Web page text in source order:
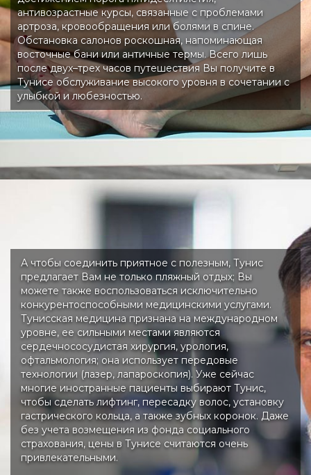
антивозрастные курсы, связанные с проблемами
артроза, кровообращения или болями в спине.
Обстановка салонов роскошная, напоминающая
восточные бани или античные термы. Всего лишь
после двух–трех часов путешествия Вы получите в
Тунисе обслуживание высокого уровня в сочетании с
улыбкой и любезностью.
А чтобы соединить приятное с полезным, Тунис
предлагает Вам не только пляжный отдых; Вы
можете также воспользоваться исключительно
конкурентоспособными медицинскими услугами.
Тунисская медицина признана на международном
уровне, ее сильными местами являются
сердечнососудистая хирургия, урология,
офтальмология; она использует передовые
технологии (лазер, лапароскопия). Уже сейчас
многие иностранные пациенты выбирают Тунис,
чтобы сделать лифтинг, пересадку волос, установку
гастрического кольца, а также зубных коронок. Даже
без учета возмещения из фонда социального
страхования, цены в Тунисе считаются очень
привлекательными.